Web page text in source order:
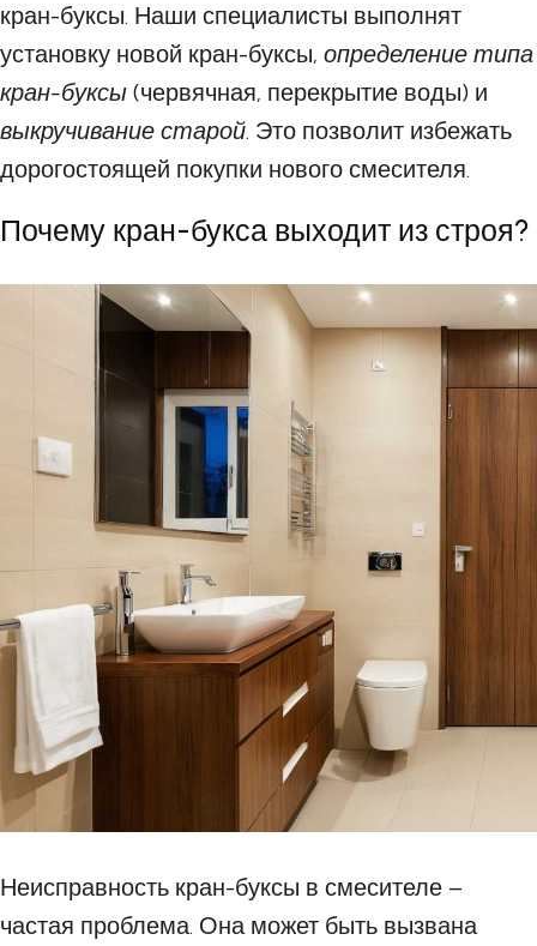
кран-буксы. Наши специалисты выполнят
установку новой кран-буксы, определение типа
кран-буксы (червячная, перекрытие воды) и
выкручивание старой. Это позволит избежать
дорогостоящей покупки нового смесителя.
Почему кран-букса выходит из строя?
Неисправность кран-буксы в смесителе –
частая проблема. Она может быть вызвана